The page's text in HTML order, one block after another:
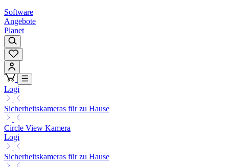
Software
Angebote
Planet
Logi
Sicherheitskameras für zu Hause
Circle View Kamera
Logi
Sicherheitskameras für zu Hause